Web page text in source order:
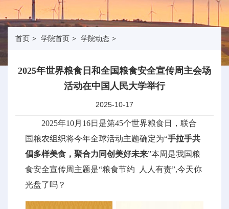
首页 > 学院首页 > 学院动态 >
2025年世界粮食日和全国粮食安全宣传周主会场
活动在中国人民大学举行
2025-10-17
2025年10月16日是第45个世界粮食日，联合
国粮农组织将今年全球活动主题确定为“手拉手共
倡多样美食，聚合力同创美好未来”本周是我国粮
食安全宣传周主题是“粮食节约 人人有责”,今天你
光盘了吗？